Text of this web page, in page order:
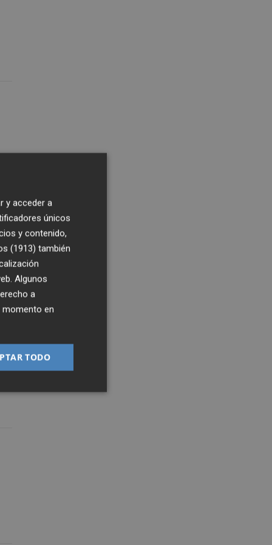
y acceder a
únicos
y contenido,
(1913) también
Algunos
a
momento en
TODO